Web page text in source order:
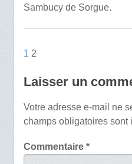
Sambucy de Sorgue.
1 2
Laisser un
Votre adresse e-mail ne
champs obligatoires sont
Commentaire *